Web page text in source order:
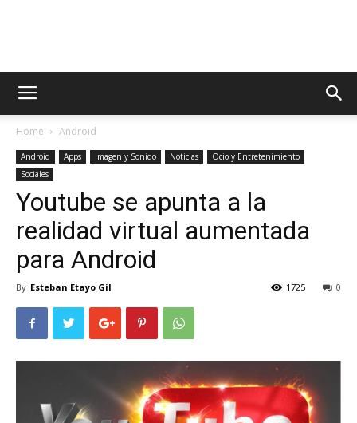
AppsTonic
Home Android
Android Apps Imagen y Sonido Noticias
Ocio y Entretenimiento
Sociales
Youtube se apunta a la
realidad virtual aumentada
para Android
By Esteban Etayo Gil 0
1725